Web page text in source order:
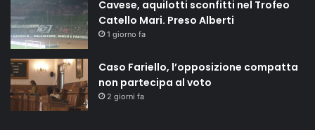
Cavese, aquilotti sconfitti nel Trofeo
Catello Mari. Preso Alberti
1 giorno fa
Caso Fariello, l’opposizione compatta
non partecipa al voto
2 giorni fa